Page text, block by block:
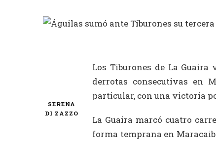
SERENA
DI ZAZZO
Los Tiburones de La Guaira
derrotas consecutivas en
particular, con una victoria
La Guaira marcó cuatro
forma temprana en